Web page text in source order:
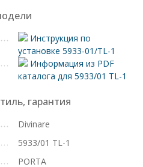
Инструкция по
установке 5933-01/TL-1
Информация из PDF
каталога для 5933/01 TL-1
гарантия
Divinare
5933/01 TL-1
PORTA